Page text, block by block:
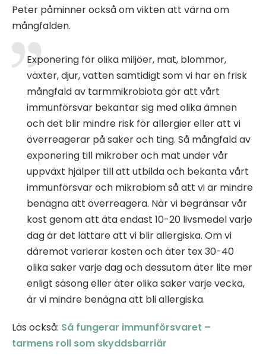
Peter påminner också om vikten att värna om
mångfalden.
Exponering för olika miljöer, mat, blommor,
växter, djur, vatten samtidigt som vi har en frisk
mångfald av tarmmikrobiota gör att vårt
immunförsvar bekantar sig med olika ämnen
och det blir mindre risk för allergier eller att vi
överreagerar på saker och ting. Så mångfald av
exponering till mikrober och mat under vår
uppväxt hjälper till att utbilda och bekanta vårt
immunförsvar och mikrobiom så att vi är mindre
benägna att överreagera. När vi begränsar vår
kost genom att äta endast 10-20 livsmedel varje
dag är det lättare att vi blir allergiska. Om vi
däremot varierar kosten och äter tex 30-40
olika saker varje dag och dessutom äter lite mer
enligt säsong eller äter olika saker varje vecka,
är vi mindre benägna att bli allergiska.
Läs också: Så fungerar immunförsvaret –
tarmens roll som skyddsbarriär